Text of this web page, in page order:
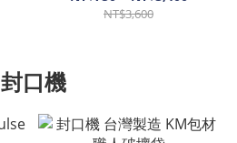
破壞袋
NT$3,600
封口機